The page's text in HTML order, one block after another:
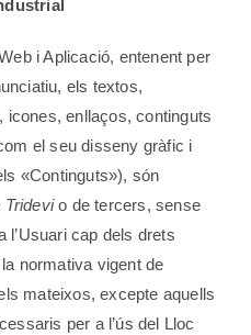
i Aplicació, entenent per
els textos,
enllaços, continguts
el seu disseny gràfic i
«Continguts»), són
Tridevio de tercers, sense
l’Usuari cap dels drets
normativa vigent de
mateixos, excepte aquells
per a l’ús del Lloc